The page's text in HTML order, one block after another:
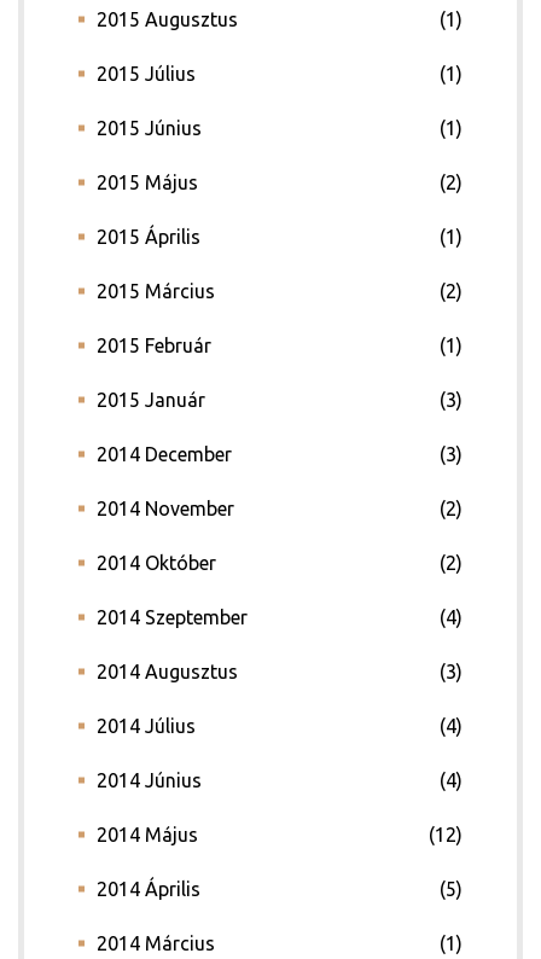
2015 Augusztus (1)
2015 Július (1)
2015 Június (1)
2015 Május (2)
2015 Április (1)
2015 Március (2)
2015 Február (1)
2015 Január (3)
2014 December (3)
2014 November (2)
2014 Október (2)
2014 Szeptember (4)
2014 Augusztus (3)
2014 Július (4)
2014 Június (4)
2014 Május (12)
2014 Április (5)
2014 Március (1)